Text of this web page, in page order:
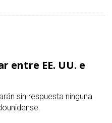
entre EE. UU. e
sin respuesta ninguna